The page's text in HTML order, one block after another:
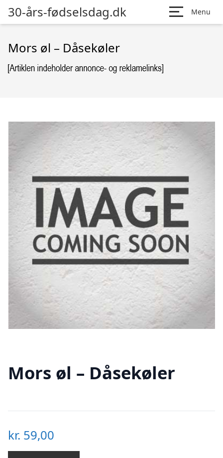
30-års-fødselsdag.dk Menu
Mors øl – Dåsekøler
Mors øl – Dåsekøler
kr. 59,00